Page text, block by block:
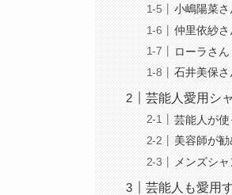
小嶋陽菜
仲里依紗
ローラさ
石井美保
芸能人愛用シ
芸能人が
美容師が
メンズシ
芸能人も愛用